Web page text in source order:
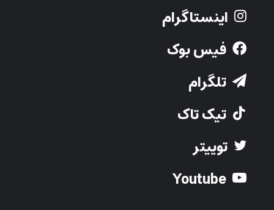
اینستاگرام
فیس بوک
تلگرام
تیک تاک
توییتر